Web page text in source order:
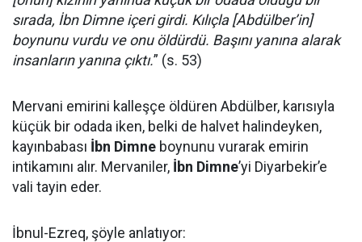
sırada, İbn Dimne içeri girdi. Kılıçla [Abdülber’in]
boynunu vurdu ve onu öldürdü. Başını yanına alarak
insanların yanına çıktı.” (s. 53)
Mervani emirini kalleşçe öldüren Abdülber, karısıyla
küçük bir odada iken, belki de halvet halindeyken,
kayınbabası İbn Dimne boynunu vurarak emirin
intikamını alır. Mervaniler, İbn Dimne’yi Diyarbekir’e
vali tayin eder.
İbnul-Ezreq, şöyle anlatıyor: